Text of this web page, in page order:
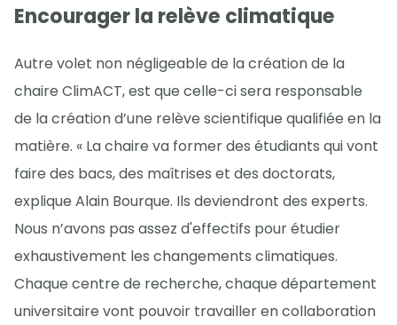
Encourager la relève climatique
Autre volet non négligeable de la création de la
chaire ClimACT, est que celle-ci sera responsable
de la création d’une relève scientifique qualifiée en la
matière. « La chaire va former des étudiants qui vont
faire des bacs, des maîtrises et des doctorats,
explique Alain Bourque. Ils deviendront des experts.
Nous n’avons pas assez d'effectifs pour étudier
exhaustivement les changements climatiques.
Chaque centre de recherche, chaque département
universitaire vont pouvoir travailler en collaboration